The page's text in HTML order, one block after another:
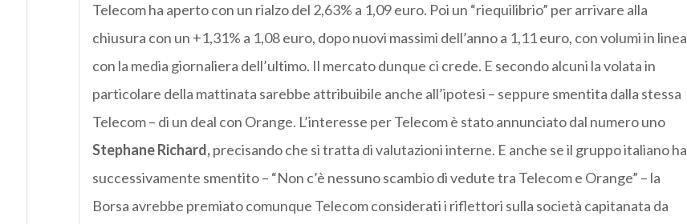
Telecom ha aperto con un rialzo del 2,63% a 1,09 euro. Poi un “riequilibrio” per arrivare alla
chiusura con un +1,31% a 1,08 euro, dopo nuovi massimi dell’anno a 1,11 euro, con volumi in linea
con la media giornaliera dell’ultimo. Il mercato dunque ci crede. E secondo alcuni la volata in
particolare della mattinata sarebbe attribuibile anche all’ipotesi – seppure smentita dalla stessa
Telecom – di un deal con Orange. L’interesse per Telecom è stato annunciato dal numero uno
Stephane Richard,precisando che si tratta di valutazioni interne. E anche se il gruppo italiano ha
successivamente smentito – “Non c’è nessuno scambio di vedute tra Telecom e Orange” – la
Borsa avrebbe premiato comunque Telecom considerati i riflettori sulla società capitanata da